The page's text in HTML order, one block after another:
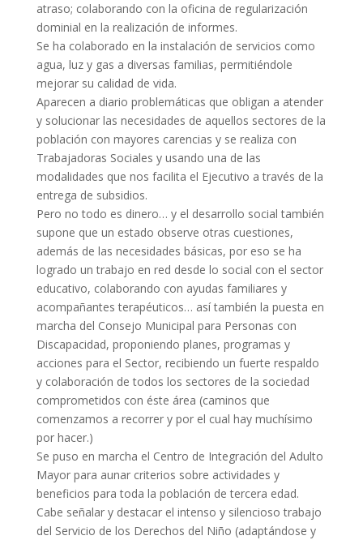
atraso; colaborando con la oficina de regularización
dominial en la realización de informes.
Se ha colaborado en la instalación de servicios como
agua, luz y gas a diversas familias, permitiéndole
mejorar su calidad de vida.
Aparecen a diario problemáticas que obligan a atender
y solucionar las necesidades de aquellos sectores de la
población con mayores carencias y se realiza con
Trabajadoras Sociales y usando una de las
modalidades que nos facilita el Ejecutivo a través de la
entrega de subsidios.
Pero no todo es dinero… y el desarrollo social también
supone que un estado observe otras cuestiones,
además de las necesidades básicas, por eso se ha
logrado un trabajo en red desde lo social con el sector
educativo, colaborando con ayudas familiares y
acompañantes terapéuticos… así también la puesta en
marcha del Consejo Municipal para Personas con
Discapacidad, proponiendo planes, programas y
acciones para el Sector, recibiendo un fuerte respaldo
y colaboración de todos los sectores de la sociedad
comprometidos con éste área (caminos que
comenzamos a recorrer y por el cual hay muchísimo
por hacer.)
Se puso en marcha el Centro de Integración del Adulto
Mayor para aunar criterios sobre actividades y
beneficios para toda la población de tercera edad.
Cabe señalar y destacar el intenso y silencioso trabajo
del Servicio de los Derechos del Niño (adaptándose y